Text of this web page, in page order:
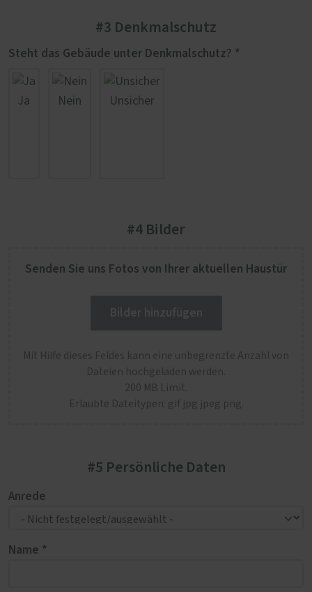
#3 Denkmalschutz
Steht das Gebäude unter Denkmalschutz? *
Ja Nein Unsicher
#4 Bilder
Senden Sie uns Fotos von Ihrer aktuellen Haustür
Mit Hilfe dieses Feldes kann eine unbegrenzte Anzahl von
Dateien hochgeladen werden.
200 MB Limit.
Erlaubte Dateitypen: gif jpg jpeg png.
#5 Persönliche Daten
Anrede
Name *